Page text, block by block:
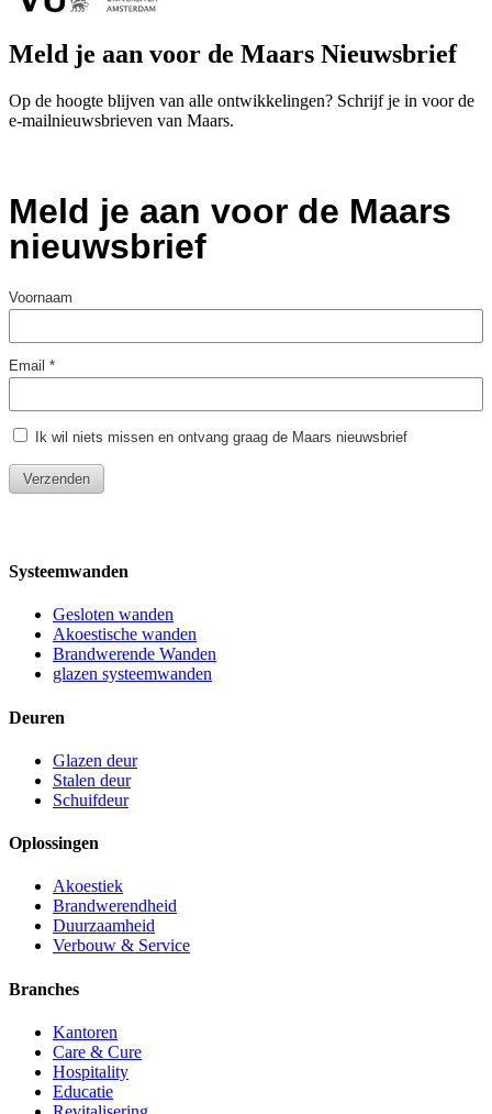
Meld je aan voor de Maars Nieuwsbrief
Op de hoogte blijven van alle ontwikkelingen? Schrijf je in voor de
e-mailnieuwsbrieven van Maars.
Systeemwanden
Gesloten wanden
Akoestische wanden
Brandwerende Wanden
glazen systeemwanden
Deuren
Glazen deur
Stalen deur
Schuifdeur
Oplossingen
Akoestiek
Brandwerendheid
Duurzaamheid
Verbouw & Service
Branches
Kantoren
Care & Cure
Hospitality
Educatie